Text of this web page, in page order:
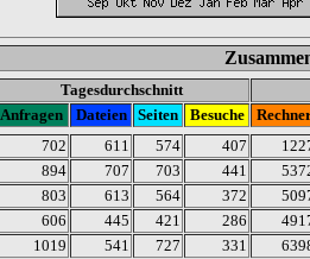
Tagesdurchschnitt
Anfragen
Dateien Seiten Besuche
702 611 574 407
894 707 703 441
803 613 564 372
606 445 421 286
1019 541 727 331